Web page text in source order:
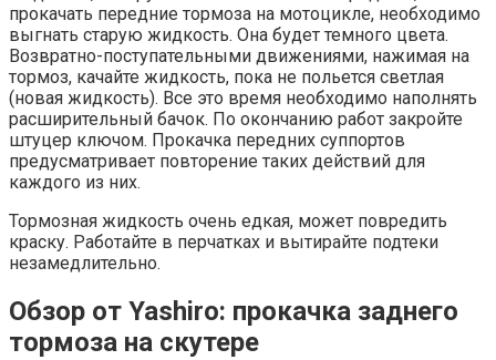
прокачать передние тормоза на мотоцикле, необходимо
выгнать старую жидкость. Она будет темного цвета.
Возвратно-поступательными движениями, нажимая на
тормоз, качайте жидкость, пока не польется светлая
(новая жидкость). Все это время необходимо наполнять
расширительный бачок. По окончанию работ закройте
штуцер ключом. Прокачка передних суппортов
предусматривает повторение таких действий для
каждого из них.
Тормозная жидкость очень едкая, может повредить
краску. Работайте в перчатках и вытирайте подтеки
незамедлительно.
Обзор от Yashiro: прокачка заднего
тормоза на скутере